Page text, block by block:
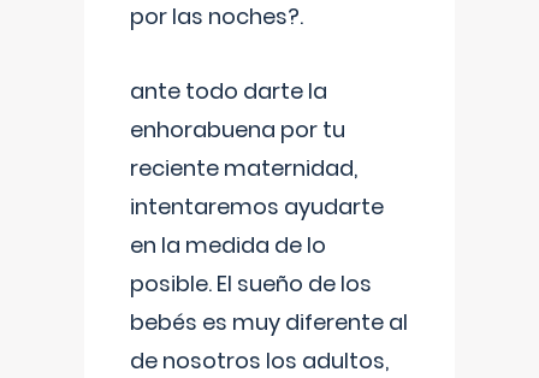
por las noches?.
ante todo darte la
enhorabuena por tu
reciente maternidad,
intentaremos ayudarte
en la medida de lo
posible. El sueño de los
bebés es muy diferente al
de nosotros los adultos,